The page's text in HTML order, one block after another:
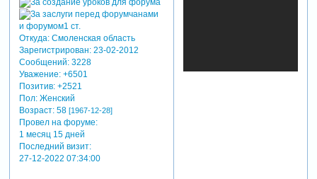
чтобы увидеть
Откуда:Смоленская область
Зарегистрирован: 23-02-2012
Сообщений:3228
Уважение: +6501
Позитив: +2521
Пол:Женский
Возраст:58 [1967-12-28]
Провел на форуме:
1 месяц 15 дней
Последний визит:
27-12-2022 07:34:00